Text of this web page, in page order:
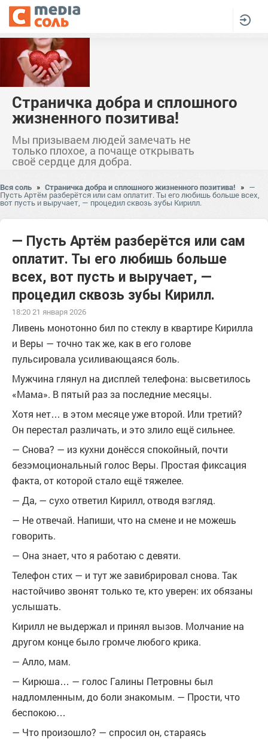
Страничка добра и сплошного
жизненного позитива!
Мы призываем людей замечать не
только плохое, а почаще открывать
своё сердце для добра.
Вся соль » Страничка добра и сплошного жизненного позитива! » —
Пусть Артём разберётся или сам оплатит. Ты его любишь больше всех,
вот пусть и выручает, — процедил сквозь зубы Кирилл.
— Пусть Артём разберётся или сам
оплатит. Ты его любишь больше
всех, вот пусть и выручает, —
процедил сквозь зубы Кирилл.
18:20 21 января 2026
Ливень монотонно бил по стеклу в квартире Кирилла
и Веры — точно так же, как в его голове
пульсировала усиливающаяся боль.
Мужчина глянул на дисплей телефона: высветилось
«Мама». В пятый раз за последние месяцы.
Хотя нет… в этом месяце уже второй. Или третий?
Он перестал различать, и это злило ещё сильнее.
— Снова? — из кухни донёсся спокойный, почти
безэмоциональный голос Веры. Простая фиксация
факта, от которой стало ещё тяжелее.
— Да, — сухо ответил Кирилл, отводя взгляд.
— Не отвечай. Напиши, что на смене и не можешь
говорить.
— Она знает, что я работаю с девяти.
Телефон стих — и тут же завибрировал снова. Так
настойчиво звонят только те, кто уверен: их обязаны
услышать.
Кирилл не выдержал и принял вызов. Молчание на
другом конце было громче любого крика.
— Алло, мам.
— Кирюша… — голос Галины Петровны был
надломленным, до боли знакомым. — Прости, что
беспокою…
— Что произошло? — спросил он, стараясь